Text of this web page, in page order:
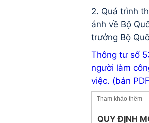
2. Quá trình
ánh về Bộ
trưởng Bộ
Thông tư số
người làm
việc. (bản
Tham khảo thêm
QUY ĐỊNH